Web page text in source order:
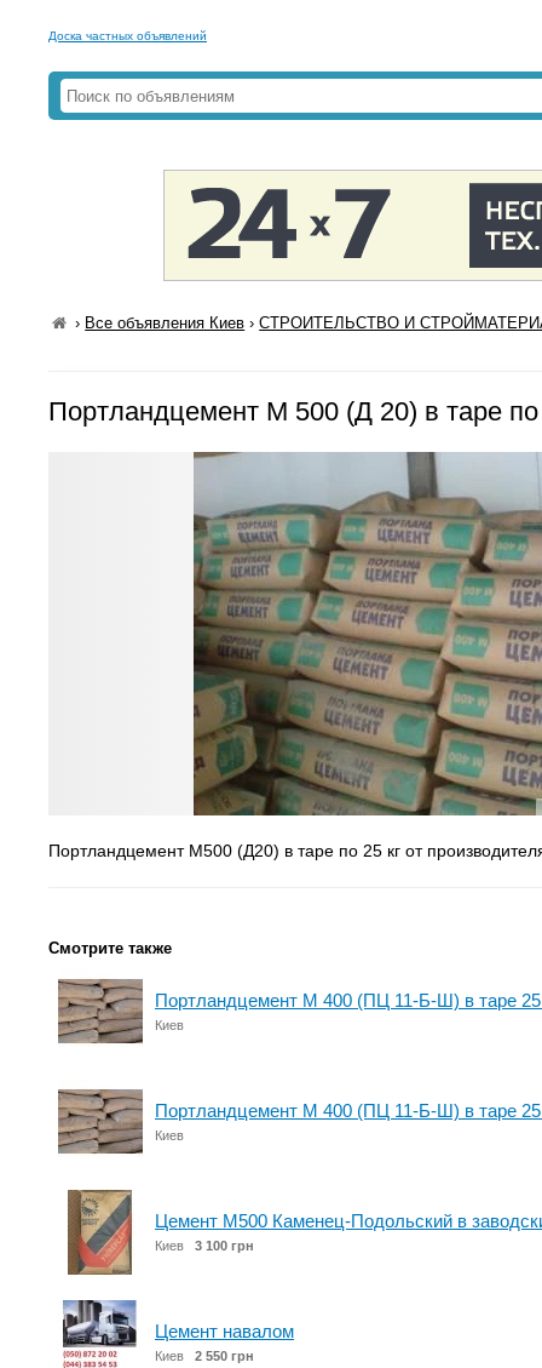
Доска частных объявлений
› Все объявления Киев ›СТРОИТЕЛЬСТВО И
Портландцемент М 500 (Д 20) в таре по
Портландцемент М500 (Д20) в таре по 25 кг от
Смотрите также
Портландцемент М 400 (ПЦ 11-Б-Ш) в таре 25
Киев
Портландцемент М 400 (ПЦ 11-Б-Ш) в таре 25
Киев
Цемент М500 Каменец-Подольский в
Киев 3 100 грн
Цемент навалом
Киев 2 550 грн